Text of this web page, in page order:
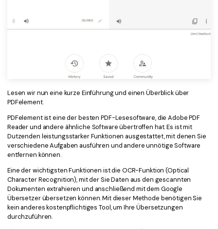
Lesen wir nun eine kurze Einführung und einen Überblick über
PDFelement.
PDFelement ist eine der besten PDF-Lesesoftware, die Adobe PDF
Reader und andere ähnliche Software übertroffen hat. Es ist mit
Dutzenden leistungsstarker Funktionen ausgestattet, mit denen Sie
verschiedene Aufgaben ausführen und andere unnötige Software
entfernen können.
Eine der wichtigsten Funktionen ist die OCR-Funktion (Optical
Character Recognition), mit der Sie Daten aus den gescannten
Dokumenten extrahieren und anschließend mit dem Google
Übersetzer übersetzen können. Mit dieser Methode benötigen Sie
kein anderes kostenpflichtiges Tool, um Ihre Übersetzungen
durchzuführen.